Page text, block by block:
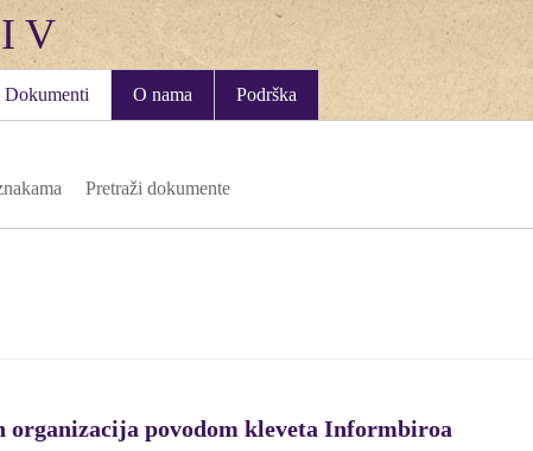
Dokumenti O nama Podrška
Pretraži dokumente
organizacija povodom kleveta Informbiroa